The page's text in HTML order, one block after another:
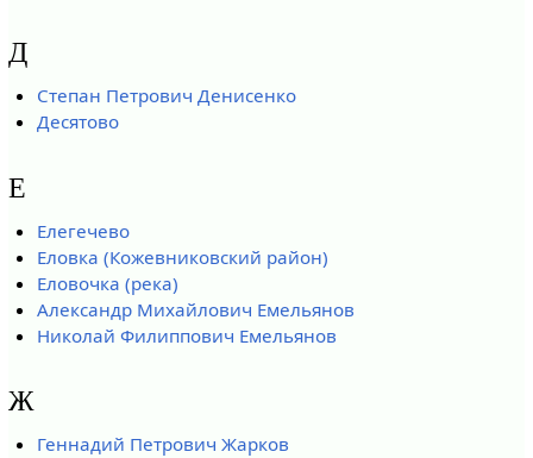
Д
Степан Петрович Денисенко
Десятово
Е
Елегечево
Еловка (Кожевниковский район)
Еловочка (река)
Александр Михайлович Емельянов
Николай Филиппович Емельянов
Ж
Геннадий Петрович Жарков